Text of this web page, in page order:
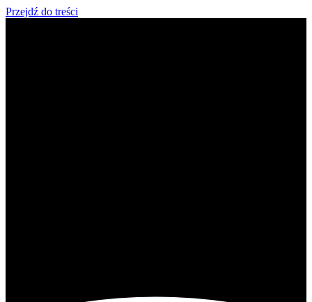
Przejdź do treści